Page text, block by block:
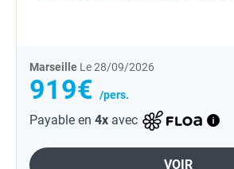
Marseille Le 28/09/2026
919€ /pers.
Payable en 4x avec
VOIR